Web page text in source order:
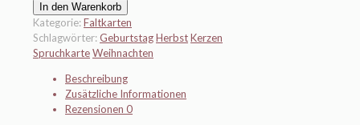
Kerzencheminée
Menge
In den Warenkorb
Kategorie:Faltkarten
Schlagwörter:GeburtstagHerbstKerzen
SpruchkarteWeihnachten
Beschreibung
Zusätzliche Informationen
Rezensionen 0